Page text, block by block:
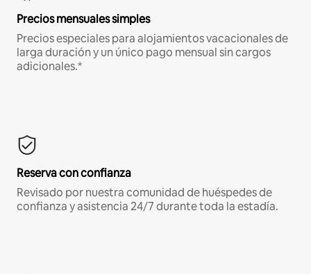
Precios mensuales simples
Precios especiales para alojamientos vacacionales de
larga duración y un único pago mensual sin cargos
adicionales.*
Reserva con confianza
Revisado por nuestra comunidad de huéspedes de
confianza y asistencia 24/7 durante toda la estadía.